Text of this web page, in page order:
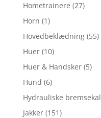
Hometrainere (27)
Horn (1)
Hovedbeklædning (55)
Huer (10)
Huer & Handsker (5)
Hund (6)
Hydrauliske
Jakker (151)